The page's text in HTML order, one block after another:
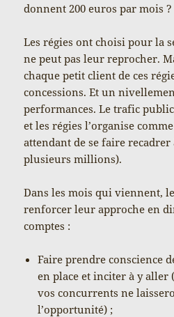
donnent 200 euros par mois ?
Les régies ont choisi pour la
ne peut pas leur reprocher.
chaque petit client de ces
concessions. Et un
performances. Le trafic
et les régies l’organise
attendant de se faire recadrer
plusieurs millions).
Dans les mois qui viennent,
renforcer leur approche en
comptes :
Faire prendre conscience
en place et inciter à y aller
vos concurrents ne
l’opportunité) ;